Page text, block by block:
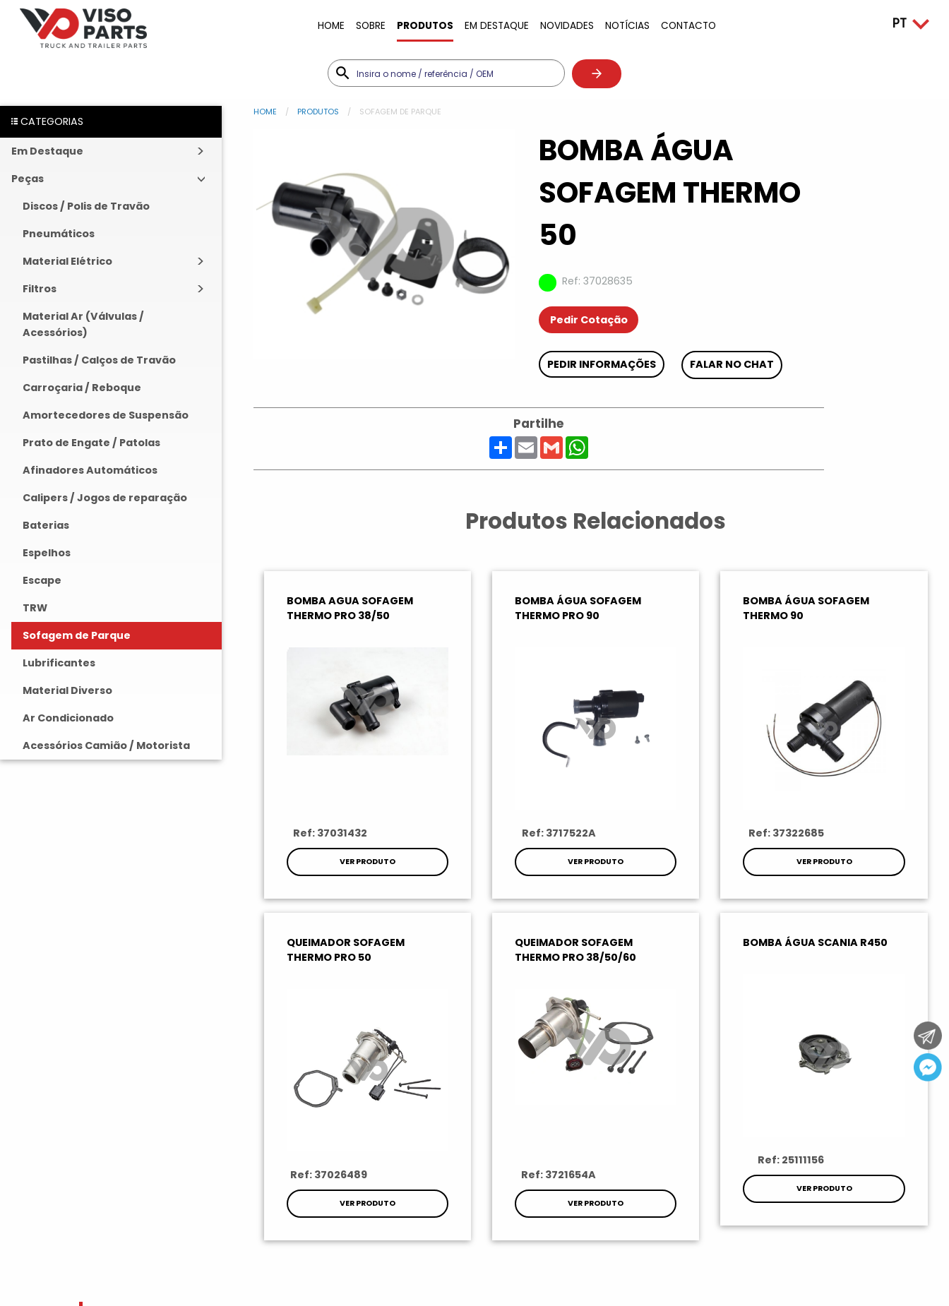
HOME SOBRE PRODUTOS EM DESTAQUE NOVIDADES NOTÍCIAS CONTACTO
CATEGORIAS
Em Destaque
Peças
Discos / Polis de Travão
Pneumáticos
Material Elétrico
Filtros
Material Ar (Válvulas /
Acessórios)
Pastilhas / Calços de Travão
Carroçaria / Reboque
Amortecedores de Suspensão
Prato de Engate / Patolas
Afinadores Automáticos
Calipers / Jogos de reparação
Baterias
Espelhos
Escape
TRW
Sofagem de Parque
Lubrificantes
Material Diverso
Ar Condicionado
Acessórios Camião / Motorista
HOME PRODUTOS SOFAGEM DE PARQUE
BOMBA ÁGUA
SOFAGEM THERMO
50
Ref: 37028635
Pedir Cotação
PEDIR INFORMAÇÕES FALAR NO CHAT
Partilhe
ShareEmailGmailWhatsApp
Produtos Relacionados
BOMBA AGUA SOFAGEM
THERMO PRO 38/50
Ref: 37031432
VER PRODUTO
BOMBA ÁGUA SOFAGEM
THERMO PRO 90
Ref: 3717522A
VER PRODUTO
BOMBA ÁGUA SOFAGEM
THERMO 90
Ref: 37322685
VER PRODUTO
QUEIMADOR SOFAGEM
THERMO PRO 50
Ref: 37026489
VER PRODUTO
QUEIMADOR SOFAGEM
THERMO PRO 38/50/60
Ref: 3721654A
VER PRODUTO
BOMBA ÁGUA SCANIA R450
Ref: 25111156
VER PRODUTO